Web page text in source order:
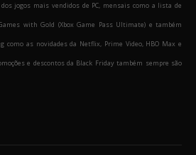
jogos mais vendidos de PC, mensais como a lista de
with Gold (Xbox Game Pass Ultimate) e também
como as novidades da Netflix, Prime Video, HBO Max e
e descontos da Black Friday também sempre são